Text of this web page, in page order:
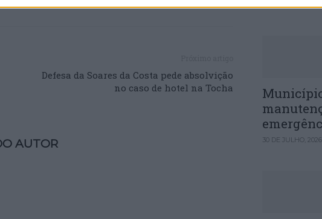
Defesa da Soares da Costa pede absolvição
no caso de hotel na Tocha
AUTOR
30 DE JULHO, 2026
30 DE JULHO, 2026